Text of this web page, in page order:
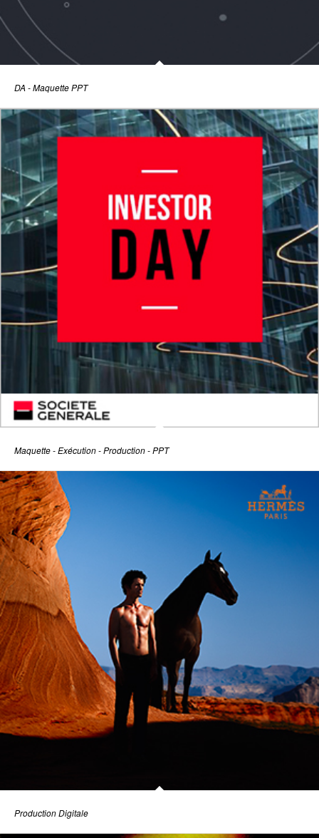
DA - Maquette PPT
Maquette - Exécution - Production - PPT
Production Digitale